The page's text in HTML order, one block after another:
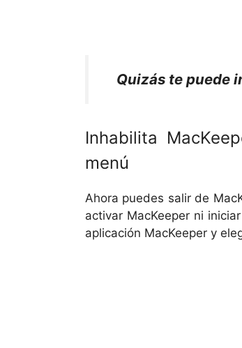
Quizás te puede
Inhabilita
menú
Ahora puedes salir de
activar MacKeeper ni
aplicación MacKeeper y